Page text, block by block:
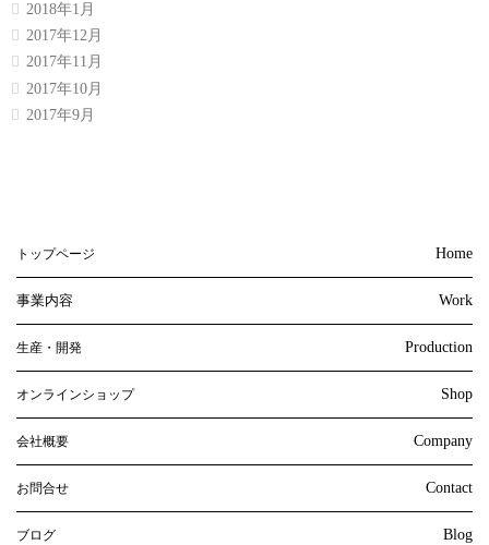
2018年1月
2017年12月
2017年11月
2017年10月
2017年9月
トップページ Home
事業内容 Work
生産・開発 Production
オンラインショップ Shop
会社概要 Company
お問合せ Contact
ブログ Blog